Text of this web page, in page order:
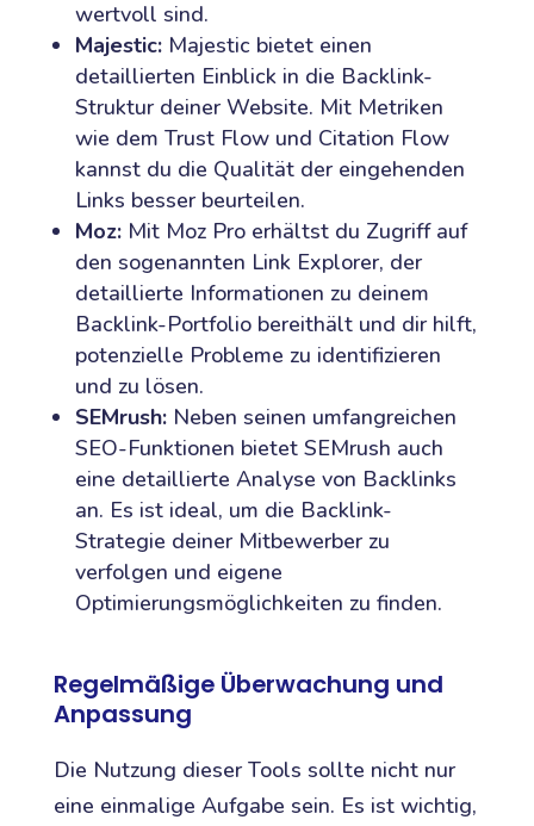
wertvoll sind.
Majestic:Majestic bietet einen
detaillierten Einblick in die Backlink-
Struktur deiner Website. Mit Metriken
wie dem Trust Flow und Citation Flow
kannst du die Qualität der eingehenden
Links besser beurteilen.
Moz:Mit Moz Pro erhältst du Zugriff auf
den sogenannten Link Explorer, der
detaillierte Informationen zu deinem
Backlink-Portfolio bereithält und dir hilft,
potenzielle Probleme zu identifizieren
und zu lösen.
SEMrush:Neben seinen umfangreichen
SEO-Funktionen bietet SEMrush auch
eine detaillierte Analyse von Backlinks
an. Es ist ideal, um die Backlink-
Strategie deiner Mitbewerber zu
verfolgen und eigene
Optimierungsmöglichkeiten zu finden.
Regelmäßige Überwachung und
Anpassung
Die Nutzung dieser Tools sollte nicht nur
eine einmalige Aufgabe sein. Es ist wichtig,